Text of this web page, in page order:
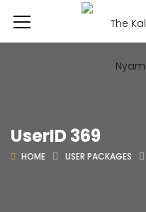
UserID 369
HOME USER PACKAGES